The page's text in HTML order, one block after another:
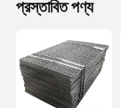
প্রস্তাবিত পণ্য